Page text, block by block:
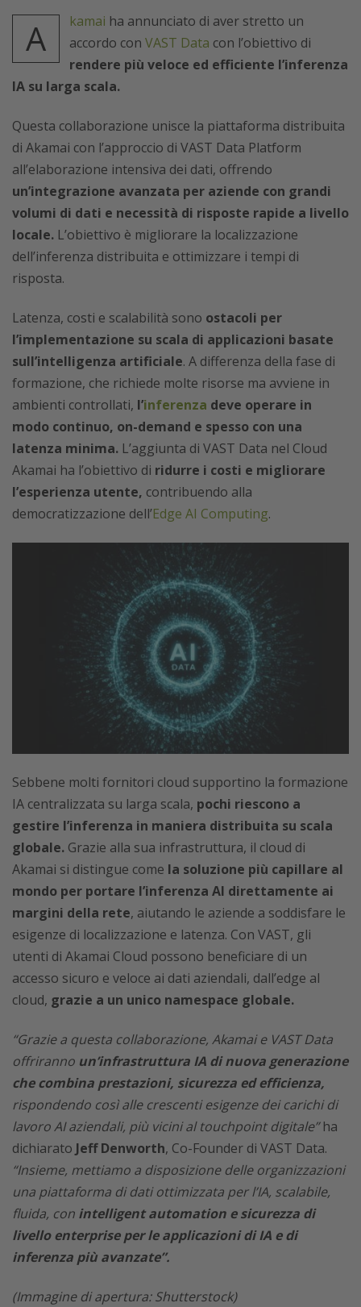
A kamai ha annunciato di aver stretto un
accordo con VAST Data con l’obiettivo di
rendere più veloce ed efficiente l’inferenza
IA su larga scala.
Questa collaborazione unisce la piattaforma distribuita
di Akamai con l’approccio di VAST Data Platform
all’elaborazione intensiva dei dati, offrendo
un’integrazione avanzata per aziende con grandi
volumi di dati e necessità di risposte rapide a livello
locale. L’obiettivo è migliorare la localizzazione
dell’inferenza distribuita e ottimizzare i tempi di
risposta.
Latenza, costi e scalabilità sono ostacoli per
l’implementazione su scala di applicazioni basate
sull’intelligenza artificiale. A differenza della fase di
formazione, che richiede molte risorse ma avviene in
ambienti controllati, l’inferenza deve operare in
modo continuo, on-demand e spesso con una
latenza minima. L’aggiunta di VAST Data nel Cloud
Akamai ha l’obiettivo di ridurre i costi e migliorare
l’esperienza utente, contribuendo alla
democratizzazione dell’Edge AI Computing.
Sebbene molti fornitori cloud supportino la formazione
IA centralizzata su larga scala, pochi riescono a
gestire l’inferenza in maniera distribuita su scala
globale. Grazie alla sua infrastruttura, il cloud di
Akamai si distingue come la soluzione più capillare al
mondo per portare l’inferenza AI direttamente ai
margini della rete, aiutando le aziende a soddisfare le
esigenze di localizzazione e latenza. Con VAST, gli
utenti di Akamai Cloud possono beneficiare di un
accesso sicuro e veloce ai dati aziendali, dall’edge al
cloud, grazie a un unico namespace globale.
“Grazie a questa collaborazione, Akamai e VAST Data
offriranno un’infrastruttura IA di nuova generazione
che combina prestazioni, sicurezza ed efficienza,
rispondendo così alle crescenti esigenze dei carichi di
lavoro AI aziendali, più vicini al touchpoint digitale”ha
dichiarato Jeff Denworth, Co-Founder di VAST Data.
“Insieme, mettiamo a disposizione delle organizzazioni
una piattaforma di dati ottimizzata per l’IA, scalabile,
fluida, con intelligent automation e sicurezza di
livello enterprise per le applicazioni di IA e di
inferenza più avanzate”.
(Immagine di apertura: Shutterstock)